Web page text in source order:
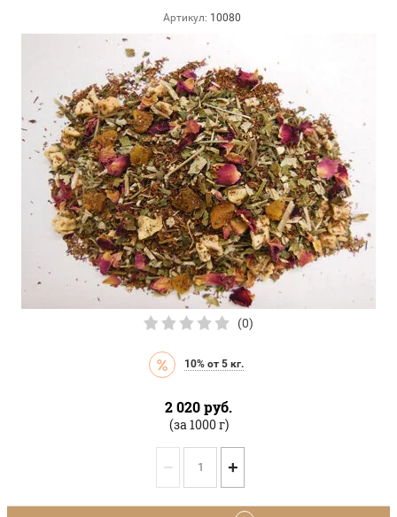
Артикул: 10080
(0)
10% от 5 кг.
2 020руб.
(за 1000 г)
− +